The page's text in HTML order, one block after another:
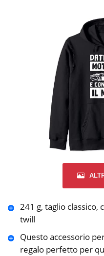
241 g, taglio
twill
Questo accessorio
regalo perfetto per